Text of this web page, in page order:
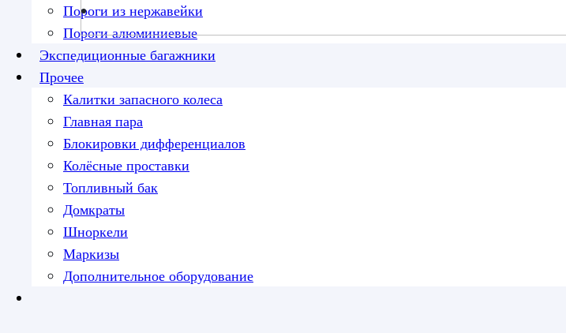
Пороги из нержавейки
Пороги алюминиевые
Экспедиционные багажники
Прочее
Калитки запасного колеса
Главная пара
Блокировки дифференциалов
Колёсные проставки
Топливный бак
Домкраты
Шноркели
Маркизы
Дополнительное оборудование